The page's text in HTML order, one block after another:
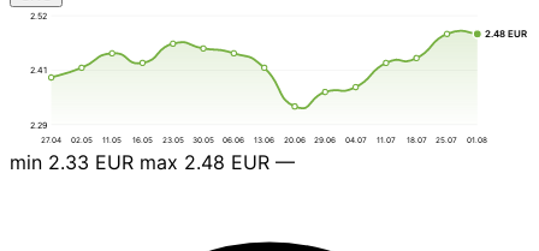
2.29
2.41
2.52
27.04 02.05 11.05 16.05 23.05 30.05 06.06 13.06 20.06 29.06 04.07 11.07 18.07 25.07 01.08
2.48 EUR
min 2.33 EUR max 2.48 EUR —